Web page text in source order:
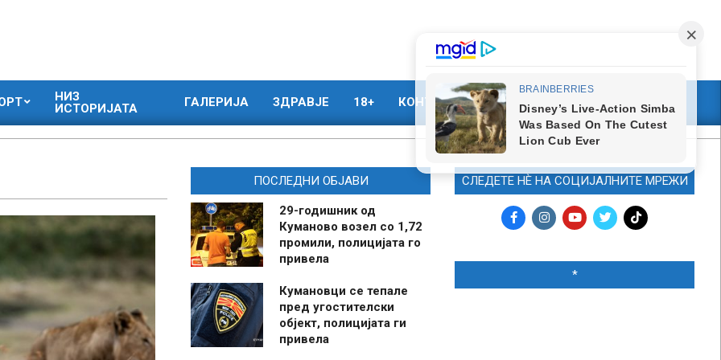
НИЗ
ИСТОРИЈАТА
ГАЛЕРИЈА ЗДРАВЈЕ 18+ КОНТАКТ МАРКЕТИНГ
ПОСЛЕДНИ ОБЈАВИ
29-годишник од
Куманово возел со 1,72
промили, полицијата го
привела
Кумановци се тепале
пред угостителски
објект, полицијата ги
привела
СЛЕДЕТЕ НЀ НА СОЦИЈАЛНИТЕ МРЕЖИ
*